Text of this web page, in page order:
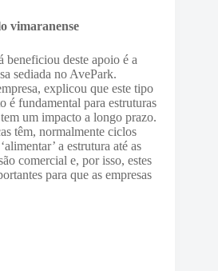
vimaranense
beneficiou deste apoio é a
sediada no AvePark.
explicou que este tipo
é fundamental para estruturas
um impacto a longo prazo.
têm, normalmente ciclos
a estrutura até as
comercial e, por isso, estes
para que as empresas